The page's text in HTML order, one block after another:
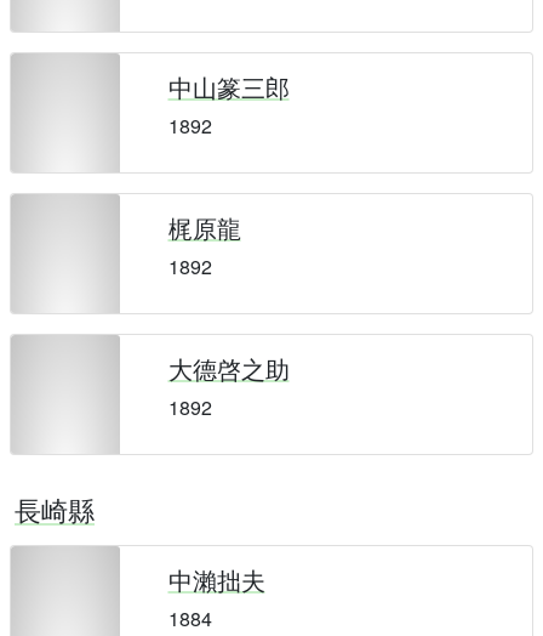
中山篆三郎
1892
梶原龍
1892
大德啓之助
1892
長崎縣
中瀨拙夫
1884